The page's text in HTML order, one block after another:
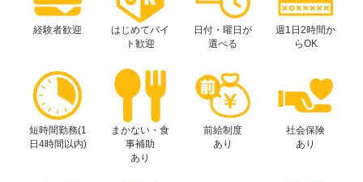
経験者歓迎
はじめてバイ
ト歓迎
日付・曜日が
選べる
週1日2時間か
らOK
短時間勤務(1
日4時間以内)
まかない・食
事補助
あり
前給制度
あり
社会保険
あり